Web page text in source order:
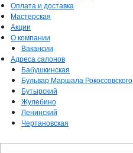
Оплата и доставка
Мастерская
Акции
О компании
Вакансии
Адреса салонов
Бабушкинская
Бульвар Маршала Рокоссовского
Бутырский
Жулебино
Ленинский
Чертановская